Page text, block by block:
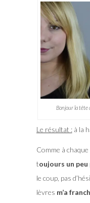
Bonjour la tête
Le résultat :à la
Comme à
toujours un
le coup, pas
lèvres m’a